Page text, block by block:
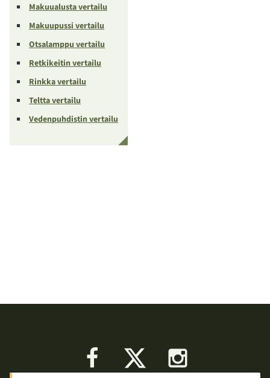
Makuualusta vertailu
Makuupussi vertailu
Otsalamppu vertailu
Retkikeitin vertailu
Rinkka vertailu
Teltta vertailu
Vedenpuhdistin vertailu
Facebook